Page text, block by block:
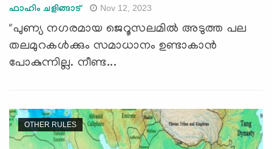
ഫാഹിം ചളിങ്ങാട് Nov 12, 2023
"പുണ്യ നഗരമായ ജെറൂസലമിൽ അടുത്ത പല
തലമുറകൾക്കും സമാധാനം ഉണ്ടാകാൻ
പോകുന്നില്ല. നീണ്ട...
OTHER RULES